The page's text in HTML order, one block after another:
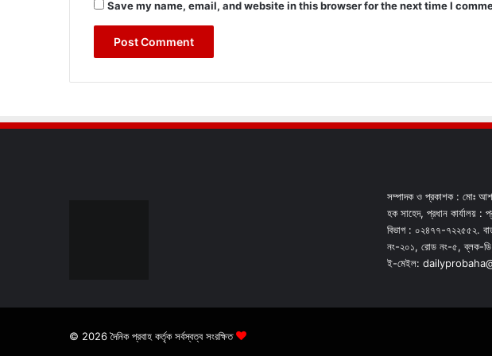
Save my name, email, and website in this browser for the next time I
সম্পাদক ও প্রকাশক : মোঃ
হক সাহেদ, প্রধান কার্যালয় :
বিভাগ : ০২৪৭৭-৭২২৫৫২.
নং-২০১, রোড নং-৫, ব্লক-
ই-মেইল:
© 2026 দৈনিক প্রবাহ কর্তৃক সর্বস্বত্ব সংরক্ষিত